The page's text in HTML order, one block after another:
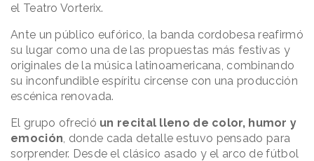
el Teatro Vorterix.
Ante un público eufórico, la banda cordobesa reafirmó
su lugar como una de las propuestas más festivas y
originales de la música latinoamericana, combinando
su inconfundible espíritu circense con una producción
escénica renovada.
El grupo ofreció un recital lleno de color, humor y
emoción, donde cada detalle estuvo pensado para
sorprender. Desde el clásico asado y el arco de fútbol